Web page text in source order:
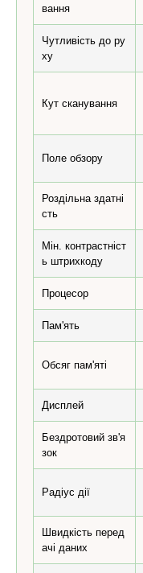
вання
Чутливість до ру
ху
Кут сканування
Поле обзору
Роздільна здатні
сть
Мін. контрастніст
ь штрихкоду
Процесор
Пам'ять
Обсяг пам'яті
Дисплей
Бездротовий зв'я
зок
Радіус дії
Швидкість перед
ачі даних